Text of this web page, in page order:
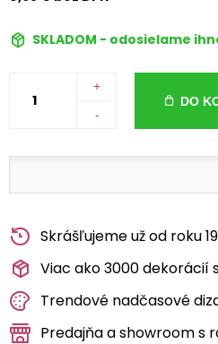
SKLADOM - odosielame
+
-
DO
Skrášľujeme už od roku
Viac ako 3000 dekorácií
Trendové nadčasové
Predajňa a showroom s